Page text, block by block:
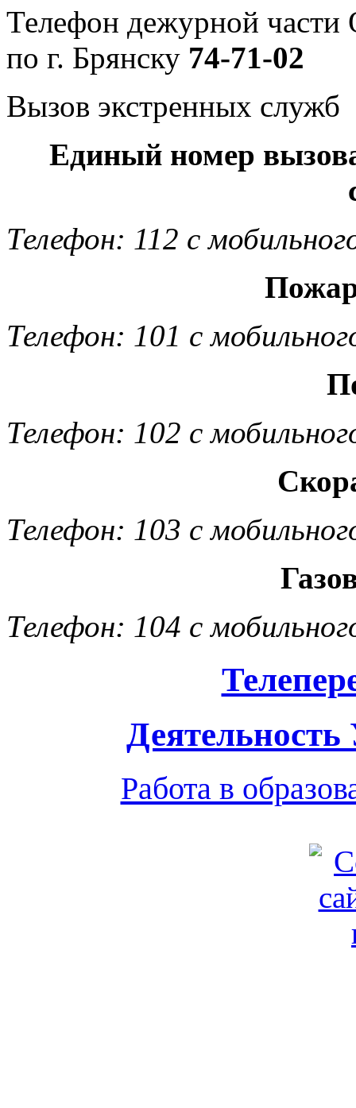
Телефон дежурной
по г. Брянску 74-71-02
Вызов экстренных служб
Единый номер
Телефон: 112 с
Телефон: 101 с
Телефон: 102 с
Телефон: 103 с
Телефон: 104 с
Работа в